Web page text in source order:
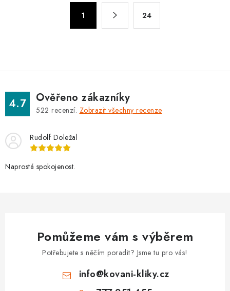
p
k
v
ý
p
k
v
á
n
1 24
4.7 Ověřeno zákazníky
522 recenzí. Zobrazit všechny recenze
Rudolf Doležal
Naprostá spokojenost.
Pomůžeme vám s výběrem
Potřebujete s něčím poradit? Jsme tu pro vás!
info@kovani-kliky.cz